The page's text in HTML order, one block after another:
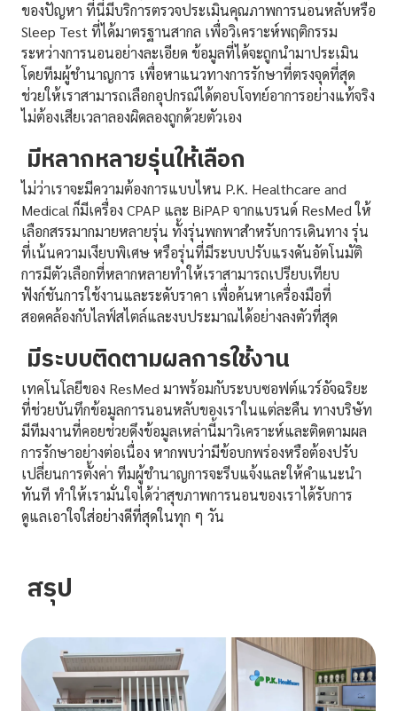
ของปัญหา ที่นี่มีบริการตรวจประเมินคุณภาพการนอนหลับหรือ
Sleep Test ที่ได้มาตรฐานสากล เพื่อวิเคราะห์พฤติกรรม
ระหว่างการนอนอย่างละเอียด ข้อมูลที่ได้จะถูกนำมาประเมิน
โดยทีมผู้ชำนาญการ เพื่อหาแนวทางการรักษาที่ตรงจุดที่สุด
ช่วยให้เราสามารถเลือกอุปกรณ์ได้ตอบโจทย์อาการอย่างแท้จริง
ไม่ต้องเสียเวลาลองผิดลองถูกด้วยตัวเอง
มีหลากหลายรุ่นให้เลือก
ไม่ว่าเราจะมีความต้องการแบบไหน P.K. Healthcare and
Medical ก็มีเครื่อง CPAP และ BiPAP จากแบรนด์ ResMed ให้
เลือกสรรมากมายหลายรุ่น ทั้งรุ่นพกพาสำหรับการเดินทาง รุ่น
ที่เน้นความเงียบพิเศษ หรือรุ่นที่มีระบบปรับแรงดันอัตโนมัติ
การมีตัวเลือกที่หลากหลายทำให้เราสามารถเปรียบเทียบ
ฟังก์ชันการใช้งานและระดับราคา เพื่อค้นหาเครื่องมือที่
สอดคล้องกับไลฟ์สไตล์และงบประมาณได้อย่างลงตัวที่สุด
มีระบบติดตามผลการใช้งาน
เทคโนโลยีของ ResMed มาพร้อมกับระบบซอฟต์แวร์อัจฉริยะ
ที่ช่วยบันทึกข้อมูลการนอนหลับของเราในแต่ละคืน ทางบริษัท
มีทีมงานที่คอยช่วยดึงข้อมูลเหล่านี้มาวิเคราะห์และติดตามผล
การรักษาอย่างต่อเนื่อง หากพบว่ามีข้อบกพร่องหรือต้องปรับ
เปลี่ยนการตั้งค่า ทีมผู้ชำนาญการจะรีบแจ้งและให้คำแนะนำ
ทันที ทำให้เรามั่นใจได้ว่าสุขภาพการนอนของเราได้รับการ
ดูแลเอาใจใส่อย่างดีที่สุดในทุก ๆ วัน
สรุป